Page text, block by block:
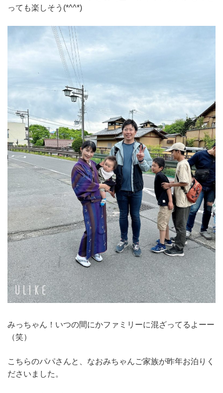
っても楽しそう(*^^*)
みっちゃん！いつの間にかファミリーに混ざってるよーー
（笑）
こちらのパパさんと、なおみちゃんご家族が昨年お泊りく
ださいました。